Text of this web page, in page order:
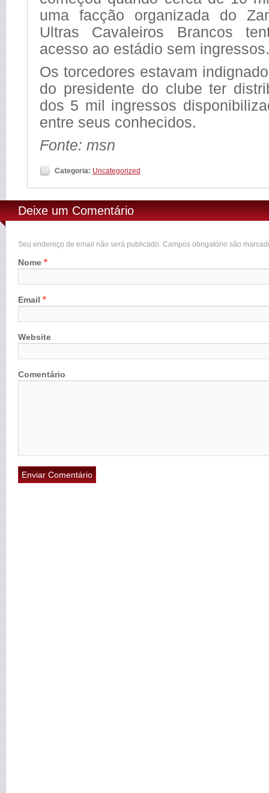
uma facção organizada do
Ultras Cavaleiros Brancos
acesso ao estádio sem ingressos.
Os torcedores estavam
do presidente do clube ter
dos 5 mil ingressos
entre seus conhecidos.
Fonte: msn
Categoria: Uncategorized
Deixe um Comentário
Seu endereço de email não será publicado. Campos obrigatório são
Nome *
Email *
Website
Comentário